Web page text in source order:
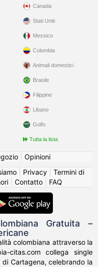
Canada
Stati Uniti
Messico
Colombia
Animali domestici
Brasile
Filippine
Libano
Golfo
Tutta la lista
| Opinioni
| Privacy| Termini di
| Contatto| FAQ
Gratuita –
colombiana attraverso la
citas.com collega single
Cartagena, celebrando la